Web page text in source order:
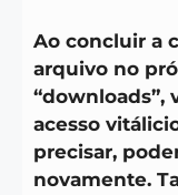
Ao concluir a
arquivo no
“downloads”,
acesso
precisar,
novamente.